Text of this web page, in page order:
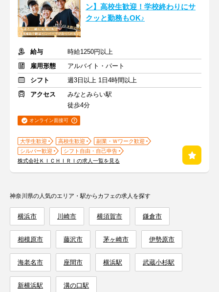
ン】高校生歓迎！学校終わりにサ
クッと勤務もOK♪
給与
時給1250円以上
雇用形態
アルバイト・パート
シフト
週3日以上 1日4時間以上
アクセス
みなとみらい駅
徒歩4分
オンライン面接可
大学生歓迎 高校生歓迎
副業・Ｗワーク歓迎
シルバー歓迎
シフト自由・自己申告
株式会社ＫＩＣＨＩＲＩの求人一覧を見る
神奈川県の人気のエリア・駅からカフェの求人を探す
横浜市 川崎市 横須賀市 鎌倉市
相模原市 藤沢市 茅ヶ崎市 伊勢原市
海老名市 座間市 横浜駅 武蔵小杉駅
新横浜駅 溝の口駅